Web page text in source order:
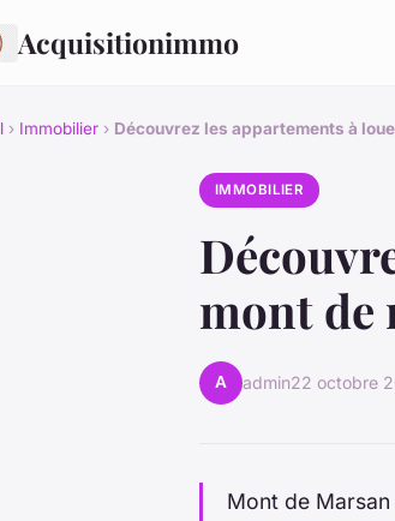
Acquisitionimmo
› Immobilier › Découvrez les appartements à
IMMOBILIER
mont de
A admin22 octobre
Mont de